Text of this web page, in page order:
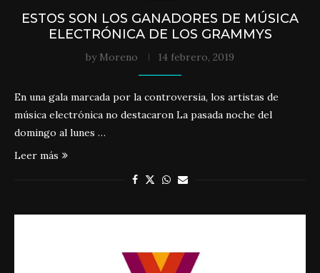
ESTOS SON LOS GANADORES DE MÚSICA
ELECTRÓNICA DE LOS GRAMMYS
by Moreno 14 febrero, 2019
En una gala marcada por la controversia, los artistas de
música electrónica no destacaron La pasada noche del
domingo al lunes …
Leer más